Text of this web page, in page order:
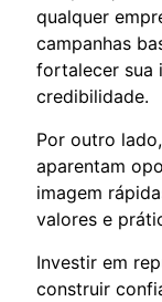
qualquer
campanhas
fortalecer sua
credibilidade.
Por outro
aparentam
imagem
valores e
Investir em
construir